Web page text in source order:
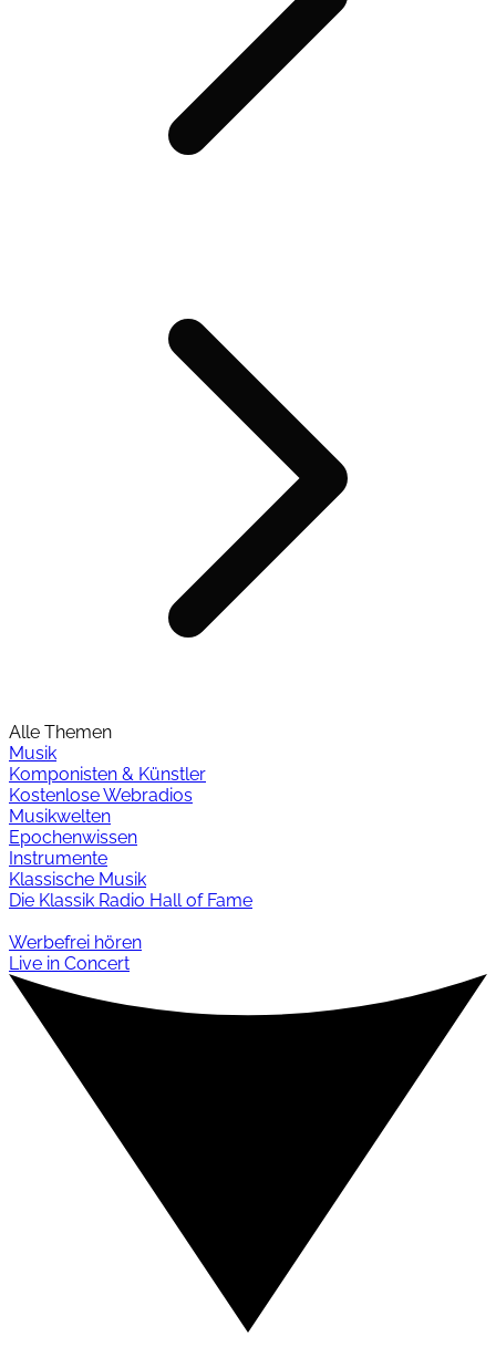
Alle Themen
Musik
Komponisten & Künstler
Kostenlose Webradios
Musikwelten
Epochenwissen
Instrumente
Klassische Musik
Die Klassik Radio Hall of Fame
Werbefrei hören
Live in Concert